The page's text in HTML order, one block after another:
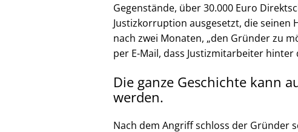
Gegenstände, über 30.000 Euro
Justizkorruption ausgesetzt, die seinen
nach zwei Monaten, den Gründer zu
per E-Mail, dass Justizmitarbeiter
Die ganze Geschichte kann
werden.
Nach dem Angriff schloss der Gründer